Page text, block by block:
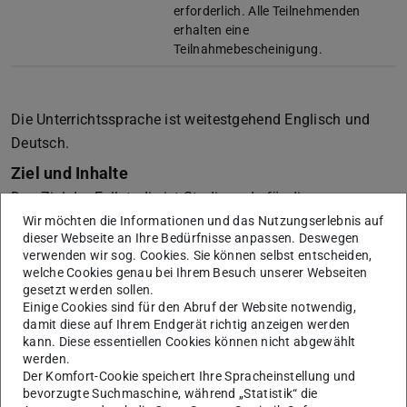
erforderlich. Alle Teilnehmenden
erhalten eine
Teilnahmebescheinigung.
Die Unterrichtssprache ist weitestgehend Englisch und
Deutsch.
Ziel und Inhalte
Das Ziel der Fallstudie ist Studierende für die
immobilienwirtschaftlichen sowie finanzwirtschaftlichen
Perspektiven zu sensibiliseren und ihnen eine
Anwendungsperspektive zu vermittelt. Hierbei sollen
sowohl die Rolle von Rendite, Risiko und Fremdkapital
bewusst werden, als auch deren unterschiedliche
Bedeutung je nach Anlagestategie. Dies erfordert einen
zweiten Fokus auf die Erläuterung
immobilienwirtschaftlicher Investitionsstrategien und
Wir möchten die Informationen und das Nutzungserlebnis auf
dieser Webseite an Ihre Bedürfnisse anpassen. Deswegen
verwenden wir sog. Cookies. Sie können selbst entscheiden,
welche Cookies genau bei Ihrem Besuch unserer Webseiten
gesetzt werden sollen.
Einige Cookies sind für den Abruf der Website notwendig,
damit diese auf Ihrem Endgerät richtig anzeigen werden
kann. Diese essentiellen Cookies können nicht abgewählt
werden.
Der Komfort-Cookie speichert Ihre Spracheinstellung und
bevorzugte Suchmaschine, während „Statistik“ die